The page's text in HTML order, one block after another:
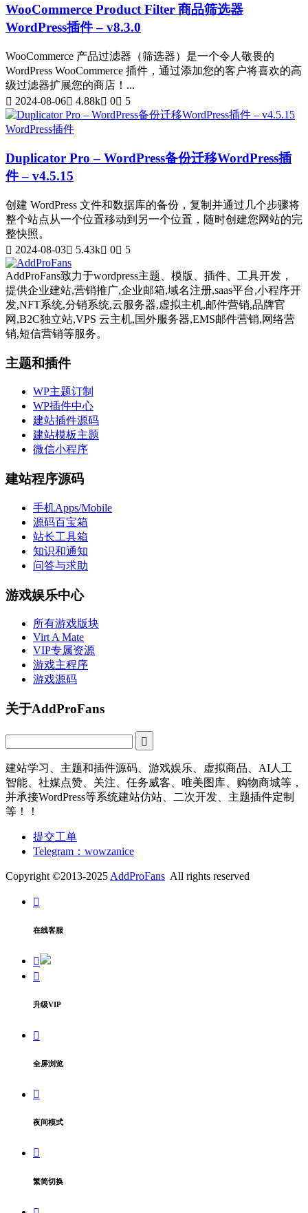
WooCommerce Product Filter 商品筛选器
WordPress插件 – v8.3.0
WooCommerce 产品过滤器（筛选器）是一个令人敬畏的
WordPress WooCommerce 插件，通过添加您的客户将喜欢的高
级过滤器扩展您的商店！...
2024-08-06
4.88k 0 5
WordPress插件
Duplicator Pro – WordPress备份迁移WordPress插
件 – v4.5.15
创建 WordPress 文件和数据库的备份，复制并通过几个步骤将
整个站点从一个位置移动到另一个位置，随时创建您网站的完
整快照。
2024-08-03
5.43k 0 5
AddProFans致力于wordpress主题、模版、插件、工具开发，
提供企业建站,营销推广,企业邮箱,域名注册,saas平台,小程序开
发,NFT系统,分销系统,云服务器,虚拟主机,邮件营销,品牌官
网,B2C独立站,VPS 云主机,国外服务器,EMS邮件营销,网络营
销,短信营销等服务。
主题和插件
WP主题订制
WP插件中心
建站插件源码
建站模板主题
微信小程序
建站程序源码
手机Apps/Mobile
源码百宝箱
站长工具箱
知识和通知
问答与求助
游戏娱乐中心
所有游戏版块
Virt A Mate
VIP专属资源
游戏主程序
游戏源码
关于AddProFans
建站学习、主题和插件源码、游戏娱乐、虚拟商品、AI人工
智能、社媒点赞、关注、任务威客、唯美图库、购物商城等，
并承接WordPress等系统建站仿站、二次开发、主题插件定制
等！！
提交工单
Telegram：wowzanice
Copyright ©2013-2025 AddProFans All rights reserved
在线客服
升级VIP
全屏浏览
夜间模式
繁简切换